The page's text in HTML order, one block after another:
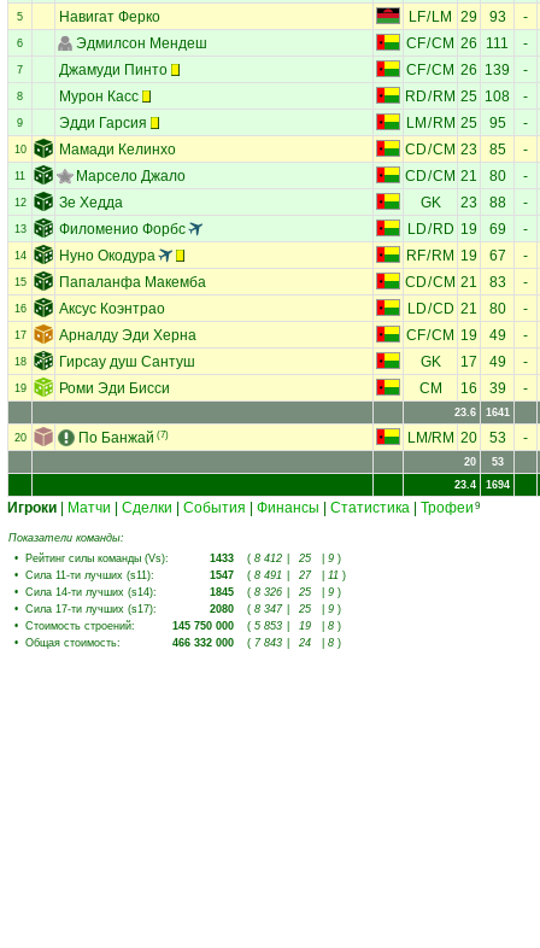
5 Навигат Ферко LF/ LM 29 93 -
6 Эдмилсон Мендеш CF/CM 26 111 -
7 Джамуди Пинто CF/CM 26 139 -
8 Мурон Касс RD/ RM 25 108 -
9 Эдди Гарсия LM /RM 25 95 -
10 Мамади Келинхо CD/CM 23 85 -
11 Марсело Джало CD/CM 21 80 -
12 Зе Хедда GK 23 88 -
13 Филоменио Форбс LD/RD 19 69 -
14 Нуно Окодура RF/ RM 19 67 -
15 Папаланфа Макемба CD/CM 21 83 -
16 Аксус Коэнтрао LD/CD 21 80 -
17 Арналду Эди Херна CF/CM 19 49 -
18 Гирсау душ Сантуш GK 17 49 -
19 Роми Эди Бисси CM 16 39 -
23.6 1641
20 По Банжай (7) LM/RM 20 53 -
20
53
23.4
1694
Игроки Матчи Сделки События Финансы Статистика Трофеи 9
Показатели команды:
• Рейтинг силы команды (Vs): 1433 ( 8 412 25 9 )
• Сила 11-ти лучших (s11): 1547 ( 8 491 27 11 )
• Сила 14-ти лучших (s14): 1845 ( 8 326 25 9 )
• Сила 17-ти лучших (s17): 2080 ( 8 347 25 9 )
• Стоимость строений: 145 750 000 ( 5 853 19 8 )
• Общая стоимость: 466 332 000 ( 7 843 24 8 )